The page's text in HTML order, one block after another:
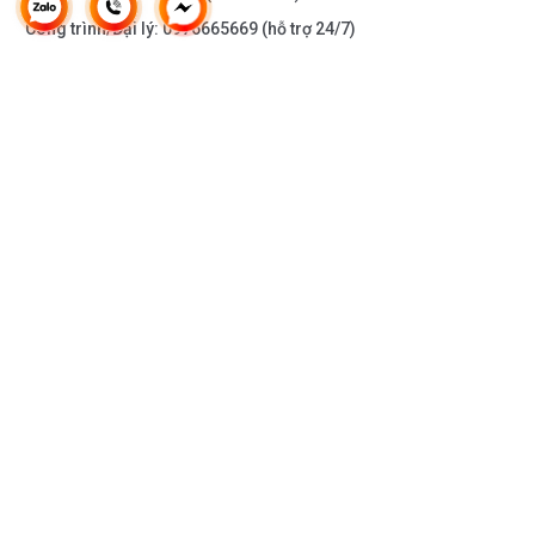
hạn chế hiệu quả căng thẳng, các chứng bệnh trầm cảm,
đồng thời mang lại động lực làm việc và tinh thần sảng
Công trình/Đại lý:0976665669 (hỗ trợ 24/7)